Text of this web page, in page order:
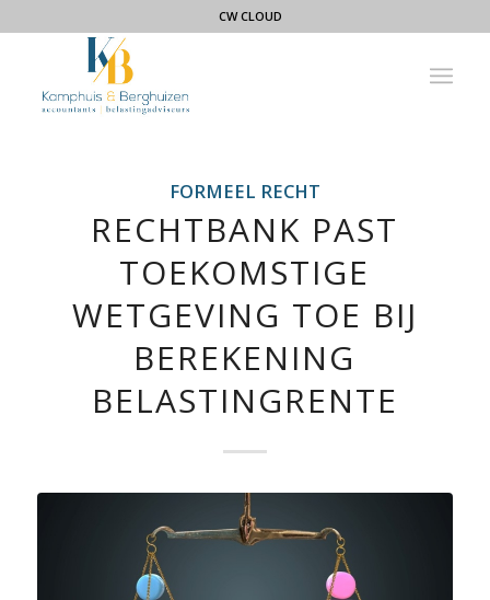
CW CLOUD
FORMEEL RECHT
RECHTBANK PAST
TOEKOMSTIGE
WETGEVING TOE BIJ
BEREKENING
BELASTINGRENTE